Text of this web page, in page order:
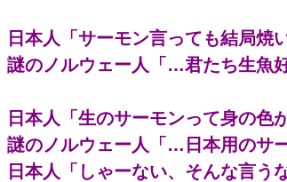
日本人「サーモン言っても結局焼
謎のノルウェー人「…君たち生魚
日本人「生のサーモンって身の色
謎のノルウェー人「…日本用のサ
日本人「しゃーない、そんな言う